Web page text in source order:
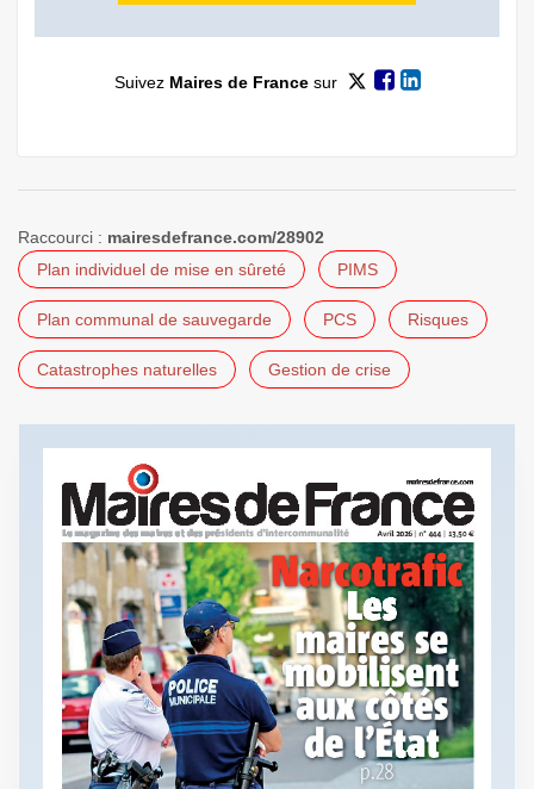
Suivez Maires de Francesur
Raccourci : mairesdefrance.com/28902
Plan individuel de mise en sûreté
PIMS
Plan communal de sauvegarde PCS Risques
Catastrophes naturelles Gestion de crise